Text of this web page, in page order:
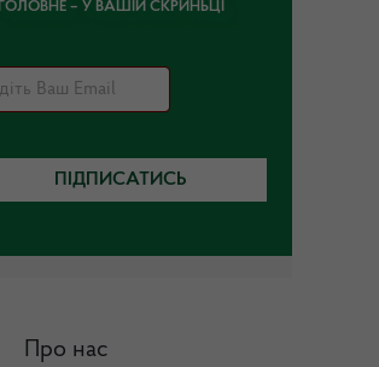
ГОЛОВНЕ – У ВАШІЙ СКРИНЬЦІ
ПІДПИСАТИСЬ
Про нас